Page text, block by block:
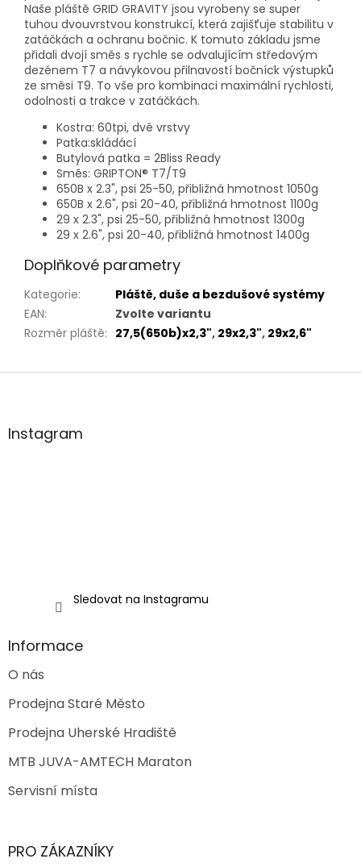
Naše pláště GRID GRAVITY jsou vyrobeny se super
tuhou dvouvrstvou konstrukcí, která zajišťuje stabilitu v
zatáčkách a ochranu bočnic. K tomuto základu jsme
přidali dvojí směs s rychle se odvalujícím středovým
dezénem T7 a návykovou přilnavostí bočníck výstupků
ze směsi T9. To vše pro kombinaci maximální rychlosti,
odolnosti a trakce v zatáčkách.
Kostra: 60tpi, dvě vrstvy
Patka:skládácí
Butylová patka = 2Bliss Ready
Směs: GRIPTON® T7/T9
650B x 2.3", psi 25-50, přibližná hmotnost 1050g
650B x 2.6", psi 20-40, přibližná hmotnost 1100g
29 x 2.3", psi 25-50, přibližná hmotnost 1300g
29 x 2.6", psi 20-40, přibližná hmotnost 1400g
Doplňkové parametry
Kategorie:
Pláště, duše a bezdušové systémy
EAN:
Zvolte variantu
Rozměr pláště: 27,5(650b)x2,3", 29x2,3", 29x2,6"
Z
aInstagram
Sledovat na Instagramu
Informace
O nás
Prodejna Staré Město
Prodejna Uherské Hradiště
MTB JUVA-AMTECH Maraton
Servisní místa
PRO ZÁKAZNÍKY